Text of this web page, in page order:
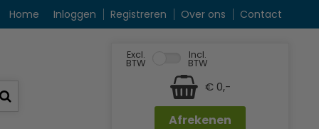
Home Inloggen Registreren Over ons Contact
Excl.
BTW
Incl.
BTW
€ 0,-
Afrekenen